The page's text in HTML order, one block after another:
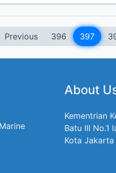
Previous 396 397
About
Kementrian
Batu III No.1
Kota Jakarta